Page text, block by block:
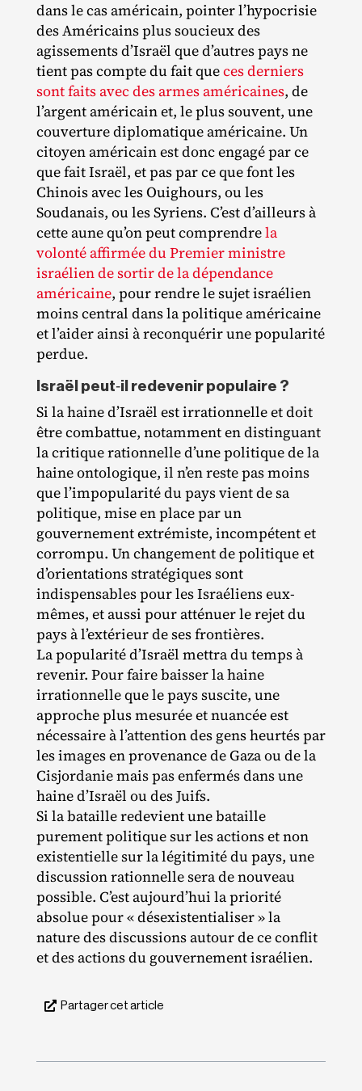
dans le cas américain, pointer l’hypocrisie
des Américains plus soucieux des
agissements d’Israël que d’autres pays ne
tient pas compte du fait queces derniers
sont faits avec des armes américaines, de
l’argent américain et, le plus souvent, une
couverture diplomatique américaine. Un
citoyen américain est donc engagé par ce
que fait Israël, et pas par ce que font les
Chinois avec les Ouighours, ou les
Soudanais, ou les Syriens. C’est d’ailleurs à
cette aune qu’on peut comprendrela
volonté affirmée du Premier ministre
israélien de sortir de la dépendance
américaine, pour rendre le sujet israélien
moins central dans la politique américaine
et l’aider ainsi à reconquérir une popularité
perdue.
Israël peut‐​il redevenir populaire ?
Si la haine d’Israël est irrationnelle et doit
être combattue, notamment en distinguant
la critique rationnelle d’une politique de la
haine ontologique, il n’en reste pas moins
que l’impopularité du pays vient de sa
politique, mise en place par un
gouvernement extrémiste, incompétent et
corrompu. Un changement de politique et
d’orientations stratégiques sont
indispensables pour les Israéliens eux‐​
mêmes, et aussi pour atténuer le rejet du
pays à l’extérieur de ses frontières.
La popularité d’Israël mettra du temps à
revenir. Pour faire baisser la haine
irrationnelle que le pays suscite, une
approche plus mesurée et nuancée est
nécessaire à l’attention des gens heurtés par
les images en provenance de Gaza ou de la
Cisjordanie mais pas enfermés dans une
haine d’Israël ou des Juifs.
Si la bataille redevient une bataille
purement politique sur les actions et non
existentielle sur la légitimité du pays, une
discussion rationnelle sera de nouveau
possible. C’est aujourd’hui la priorité
absolue pour « désexistentialiser » la
nature des discussions autour de ce conflit
et des actions du gouvernement israélien.
Partager cet article